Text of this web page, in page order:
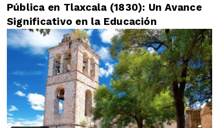
Pública en Tlaxcala (1830): Un Avance
Significativo en la Educación